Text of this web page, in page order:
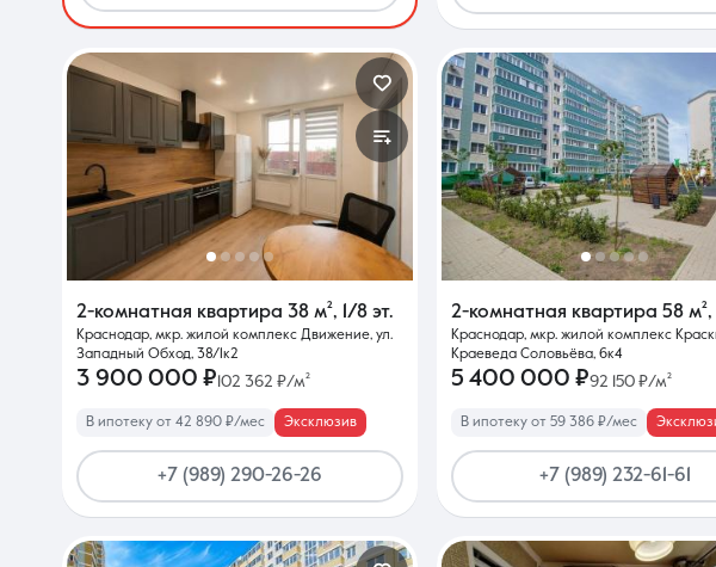
2-комнатная квартира 38 м², 1/8 эт.
Краснодар, мкр. жилой комплекс Движение, ул.
Западный Обход, 38/1к2
3 900 000 ₽ 102 362 ₽/м²
В ипотеку от 42 890 ₽/мес Эксклюзив
+7 (989) 290-26-26
2-комнатная квартира 58 м²,
Краснодар, мкр. жилой комплекс
Краеведа Соловьёва, 6к4
5 400 000 ₽92 150 ₽/м²
В ипотеку от 59 386 ₽/мес
+7 (989) 232-61-61